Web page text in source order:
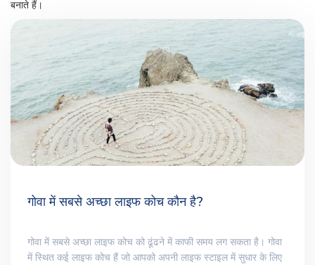
बनाते हैं।
गोवा में सबसे अच्छा लाइफ कोच कौन है?
गोवा में सबसे अच्छा लाइफ कोच को ढूंढने में काफी समय लग सकता है। गोवा
में स्थित कई लाइफ कोच हैं जो आपको अपनी लाइफ स्टाइल में सुधार के लिए